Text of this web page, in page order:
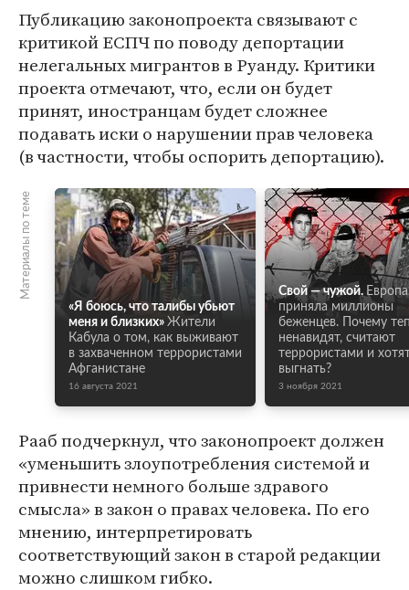
Публикацию законопроекта связывают с
критикой ЕСПЧ по поводу депортации
нелегальных мигрантов в Руанду. Критики
проекта отмечают, что, если он будет
принят, иностранцам будет сложнее
подавать иски о нарушении прав человека
(в частности, чтобы оспорить депортацию).
Материалы по теме
«Я боюсь, что талибы убьют
меня и близких» Жители
Кабула о том, как выживают
в захваченном террористами
Афганистане
16 августа 2021
Свой — чужой. Европа
приняла миллионы
беженцев. Почему
ненавидят, считают
террористами и
выгнать?
3 ноября 2021
Рааб подчеркнул, что законопроект должен
«уменьшить злоупотребления системой и
привнести немного больше здравого
смысла» в закон о правах человека. По его
мнению, интерпретировать
соответствующий закон в старой редакции
можно слишком гибко.